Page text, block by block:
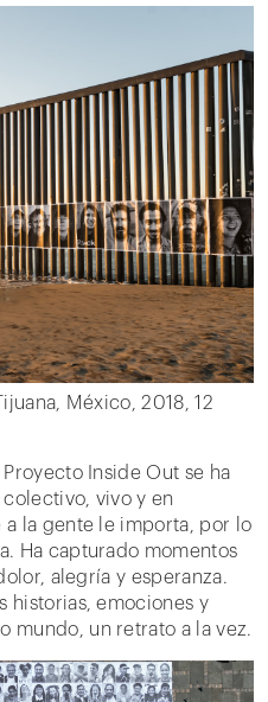
México, 2018, 12
Inside Out se ha
vivo y en
la gente le importa, por lo
Ha capturado momentos
alegría y esperanza.
historias, emociones y
mundo, un retrato a la vez.